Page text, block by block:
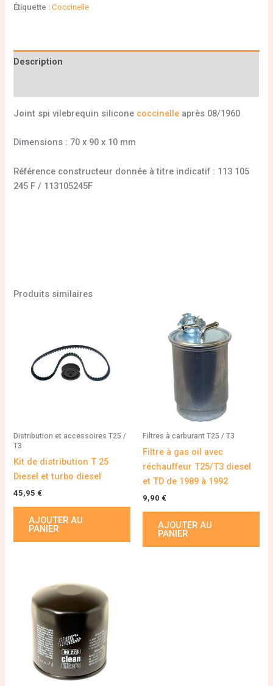
Étiquette :Coccinelle
Description
Joint spi vilebrequin silicone coccinelle après 08/1960
Dimensions : 70 x 90 x 10 mm
Référence constructeur donnée à titre indicatif : 113 105
245 F / 113105245F
Produits similaires
Distribution et accessoires T25 /
T3
Kit de distribution T 25
Diesel et turbo diesel
45,95 €
AJOUTER AU
PANIER
Filtres à carburant T25 / T3
Filtre à gas oil avec
réchauffeur T25/T3 diesel
et TD de 1989 à 1992
9,90 €
AJOUTER AU
PANIER